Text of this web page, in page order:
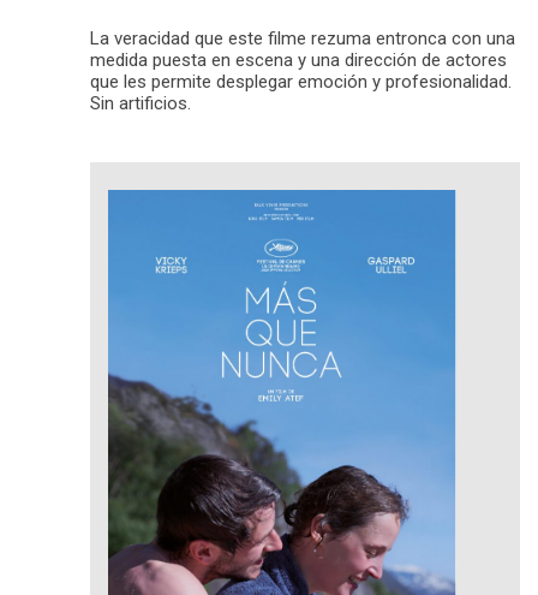
La veracidad que este filme rezuma entronca con una
medida puesta en escena y una dirección de actores
que les permite desplegar emoción y profesionalidad.
Sin artificios.